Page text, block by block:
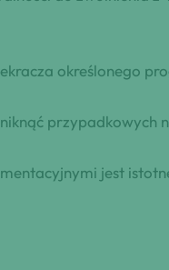
określonego
przypadkowych
jest